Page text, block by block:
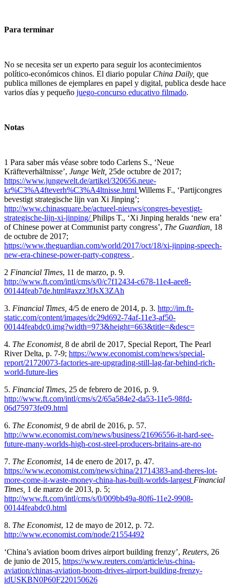
Para terminar
No se necesita ser un experto para seguir los acontecimientos
político-económicos chinos. El diario popular China Daily, que
publica millones de ejemplares en papel y digital, publica desde hace
varios días y pequeño juego-concurso educativo filmado.
Notas
1 Para saber más véase sobre todo Carlens S., ‘Neue
Kräfteverhältnisse’, Junge Welt, 25de octubre de 2017;
https://www.jungewelt.de/artikel/320656.neue-
kr%C3%A4fteverh%C3%A4ltnisse.html Willems F., ‘Partijcongres
bevestigt strategische lijn van Xi Jinping’;
http://www.chinasquare.be/actueel-nieuws/congres-bevestigt-
strategische-lijn-xi-jinping/Philips T., ‘Xi Jinping heralds ‘new era’
of Chinese power at Communist party congress’, The Guardian 18
de octubre de 2017;
https://www.theguardian.com/world/2017/oct/18/xi-jinping-speech-
new-era-chinese-power-party-congress .
2 Financial Times, 11 de marzo, p. 9.
http://www.ft.com/intl/cms/s/0/c7f12434-c678-11e4-aee8-
00144feab7de.html#axzz3fJsX3ZAh
3. Financial Times 4/5 de enero de 2014, p. 3. http://im.ft-
static.com/content/images/dc29d692-74af-11e3-af50-
00144feabdc0.img?width=973&height=663&title=&desc=
4. The Economist, 8 de abril de 2017, Special Report, The Pearl
River Delta, p. 7-9; https://www.economist.com/news/special-
report/21720073-factories-are-upgrading-still-lag-far-behind-rich-
world-future-lies
5. Financial Times, 25 de febrero de 2016, p. 9.
http://www.ft.com/intl/cms/s/2/65a584e2-da53-11e5-98fd-
06d75973fe09.html
6. The Economist, 9 de abril de 2016, p. 57.
http://www.economist.com/news/business/21696556-it-hard-see-
future-many-worlds-high-cost-steel-producers-britains-are-no
7. The Economist, 14 de enero de 2017, p. 47.
https://www.economist.com/news/china/21714383-and-theres-lot-
more-come-it-waste-money-china-has-built-worlds-largest Financial
Times, 1 de marzo de 2013, p. 5;
http://www.ft.com/intl/cms/s/0/009bb49a-80f6-11e2-9908-
00144feabdc0.html
8. The Economist, 12 de mayo de 2012, p. 72.
http://www.economist.com/node/21554492
‘China’s aviation boom drives airport building frenzy’, Reuters, 26
de junio de 2015, https://www.reuters.com/article/us-china-
aviation/chinas-aviation-boom-drives-airport-building-frenzy-
idUSKBN0P60F220150626